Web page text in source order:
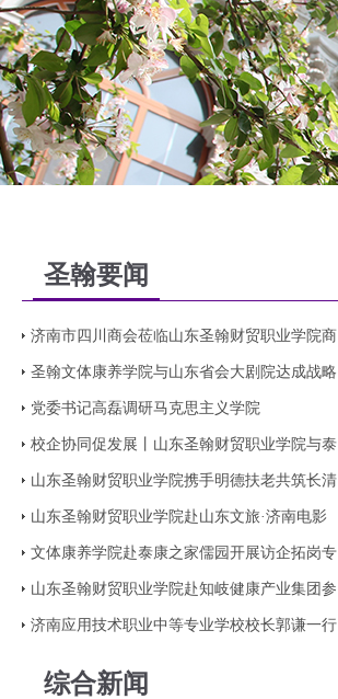
圣翰要闻
济南市四川商会莅临山东圣翰财贸职业学院商
圣翰文体康养学院与山东省会大剧院达成战略
党委书记高磊调研马克思主义学院
校企协同促发展丨山东圣翰财贸职业学院与泰
山东圣翰财贸职业学院携手明德扶老共筑长清
山东圣翰财贸职业学院赴山东文旅·济南电影
文体康养学院赴泰康之家儒园开展访企拓岗专
山东圣翰财贸职业学院赴知岐健康产业集团参
济南应用技术职业中等专业学校校长郭谦一行
综合新闻